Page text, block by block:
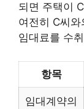
되면 주택이
여전히 C씨
임대료를 수
항목
임대계약의